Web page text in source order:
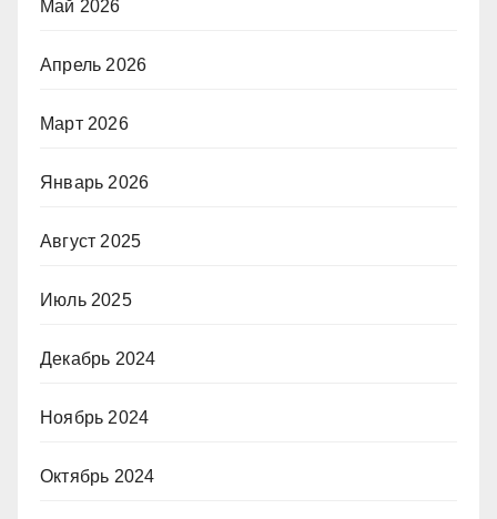
Май 2026
Апрель 2026
Март 2026
Январь 2026
Август 2025
Июль 2025
Декабрь 2024
Ноябрь 2024
Октябрь 2024